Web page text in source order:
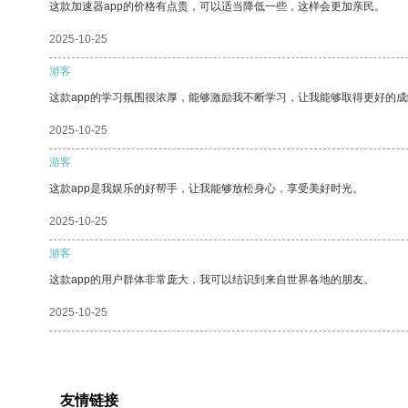
这款加速器app的价格有点贵，可以适当降低一些，这样会更加亲民。
2025-10-25
游客
这款app的学习氛围很浓厚，能够激励我不断学习，让我能够取得更好的
2025-10-25
游客
这款app是我娱乐的好帮手，让我能够放松身心，享受美好时光。
2025-10-25
游客
这款app的用户群体非常庞大，我可以结识到来自世界各地的朋友。
2025-10-25
友情链接